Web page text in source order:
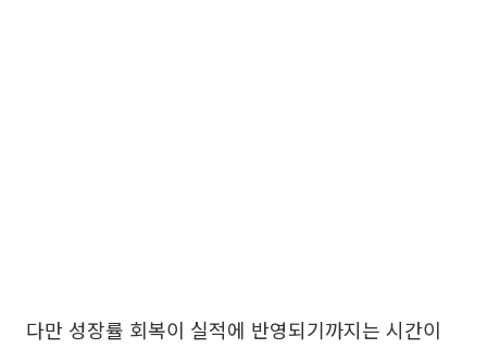
다만 성장률 회복이 실적에 반영되기까지는 시간이